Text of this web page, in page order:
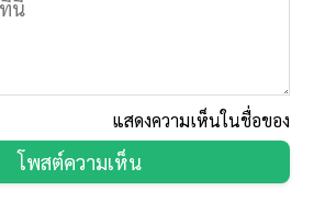
แสดงความเห็นในชื่อของ
โพสต์ความเห็น